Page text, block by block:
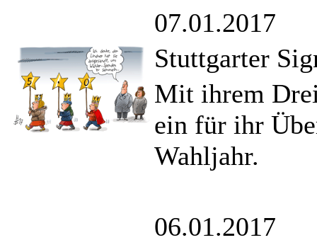
07.01.2017
Stuttgarter
Mit ihrem
ein für ihr
Wahljahr.
06.01.2017